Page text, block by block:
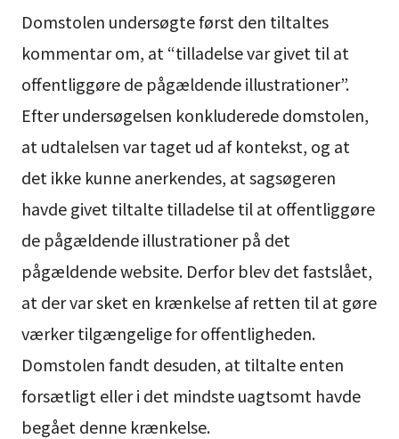
Domstolen undersøgte først den tiltaltes
kommentar om, at “tilladelse var givet til at
offentliggøre de pågældende illustrationer”.
Efter undersøgelsen konkluderede domstolen,
at udtalelsen var taget ud af kontekst, og at
det ikke kunne anerkendes, at sagsøgeren
havde givet tiltalte tilladelse til at offentliggøre
de pågældende illustrationer på det
pågældende website. Derfor blev det fastslået,
at der var sket en krænkelse af retten til at gøre
værker tilgængelige for offentligheden.
Domstolen fandt desuden, at tiltalte enten
forsætligt eller i det mindste uagtsomt havde
begået denne krænkelse.